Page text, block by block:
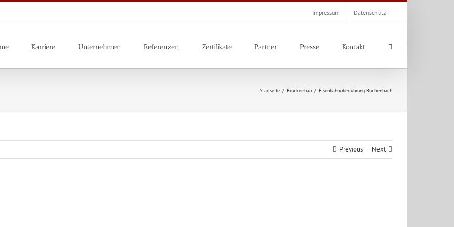
Impressum Datenschutz
Karriere Unternehmen Referenzen Zertifikate Partner Presse Kontakt
Startseite / Brückenbau / Eisenbahnüberführung Buchenbach
Previous Next